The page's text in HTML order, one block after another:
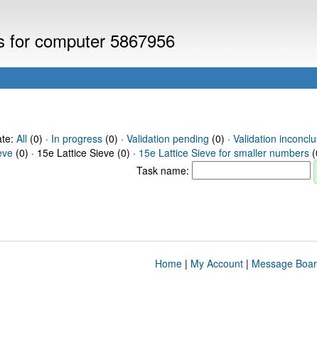
for computer 5867956
All(0) · In progress(0) · Validation pending (0) · Validation
(0) · 15e Lattice Sieve (0) · 15e Lattice Sieve for smaller numbers
Task name:
Home| My Account| Message